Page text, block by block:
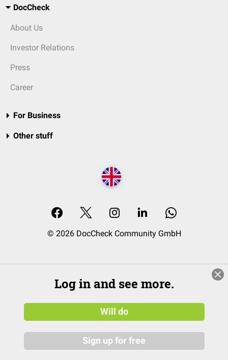
DocCheck
About Us
Investor Relations
Press
Career
For Business
Other stuff
© 2026 DocCheck Community GmbH
Log in and see more.
Will do
Sign up for free